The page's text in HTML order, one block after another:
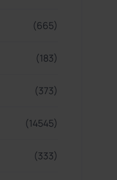
(665)
(183)
(373)
(14545)
(333)